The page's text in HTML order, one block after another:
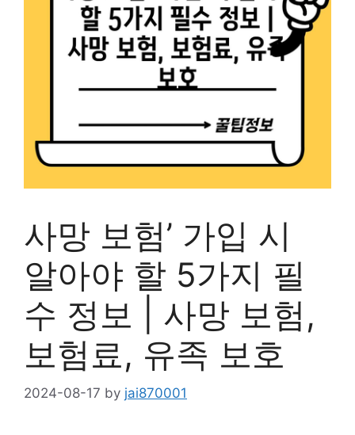
사망 보험’ 가입 시
알아야 할 5가지 필
수 정보 | 사망 보험,
보험료, 유족 보호
2024-08-17 by jai870001